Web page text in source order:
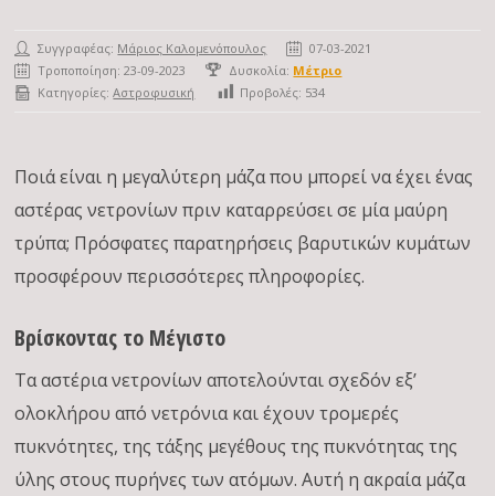
Συγγραφέας: Μάριος Καλομενόπουλος
07-03-2021
Τροποποίηση: 23-09-2023
Δυσκολία: Μέτριο
Κατηγορίες:Αστροφυσική Προβολές: 534
Ποιά είναι η μεγαλύτερη μάζα που μπορεί να έχει ένας
αστέρας νετρονίων πριν καταρρεύσει σε μία μαύρη
τρύπα; Πρόσφατες παρατηρήσεις βαρυτικών κυμάτων
προσφέρουν περισσότερες πληροφορίες.
Βρίσκοντας το Μέγιστο
Τα αστέρια νετρονίων αποτελούνται σχεδόν εξ’
ολοκλήρου από νετρόνια και έχουν τρομερές
πυκνότητες, της τάξης μεγέθους της πυκνότητας της
ύλης στους πυρήνες των ατόμων. Αυτή η ακραία μάζα